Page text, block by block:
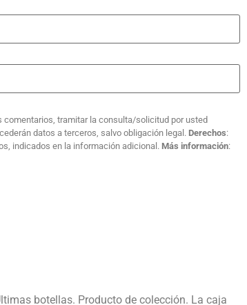
comentarios, tramitar la consulta/solicitud por usted
datos a terceros, salvo obligación legal. Derechos:
indicados en la información adicional. Más información:
botellas. Producto de colección. La caja